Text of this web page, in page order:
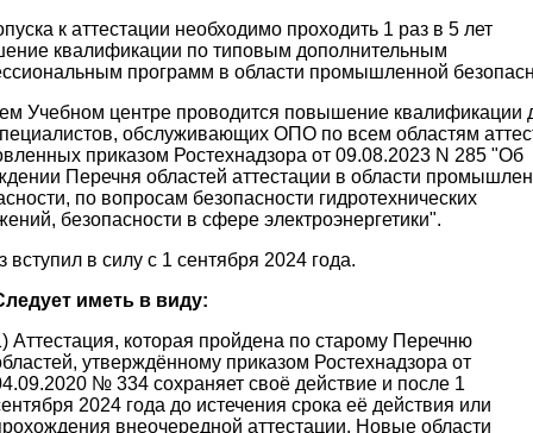
к аттестации необходимо проходить 1 раз в 5 лет
квалификации по типовым дополнительным
программ в области промышленной
Учебном центре проводится повышение квалификации
обслуживающих ОПО по всем областям
приказом Ростехнадзора от 09.08.2023 N 285 "Об
Перечня областей аттестации в области
по вопросам безопасности гидротехнических
безопасности в сфере электроэнергетики".
вступил в силу с 1 сентября 2024 года.
иметь в виду:
Аттестация, которая пройдена по старому Перечню
утверждённому приказом Ростехнадзора от
№ 334 сохраняет своё действие и после 1
2024 года до истечения срока её действия или
внеочередной аттестации. Новые области